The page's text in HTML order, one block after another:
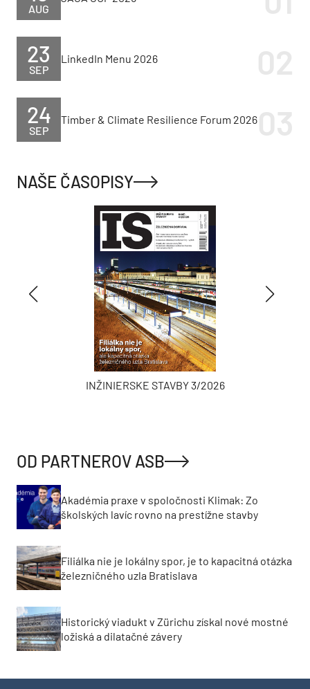
AUG
SEP
23 LinkedIn Menu 2026
SEP
24 Timber & Climate Resilience Forum 2026
NAŠE ČASOPISY
INŽINIERSKE STAVBY 3/2026
OD PARTNEROV ASB
Akadémia praxe v spoločnosti Klimak: Zo
školských lavíc rovno na prestížne stavby
Filiálka nie je lokálny spor, je to kapacitná otázka
železničného uzla Bratislava
Historický viadukt v Zürichu získal nové mostné
ložiská a dilatačné závery